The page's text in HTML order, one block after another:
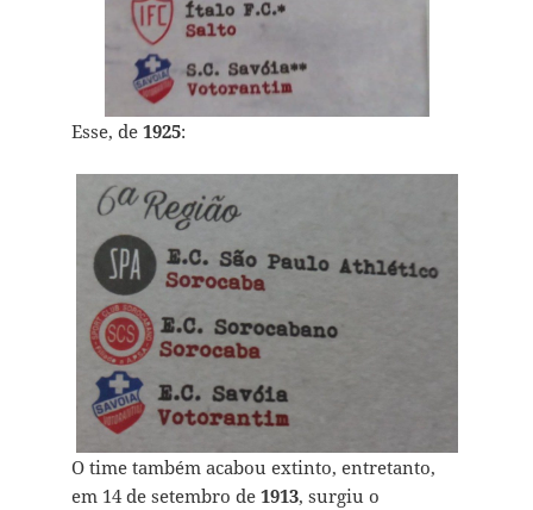
Esse, de 1925:
O time também acabou extinto, entretanto,
em 14 de setembro de 1913, surgiu o